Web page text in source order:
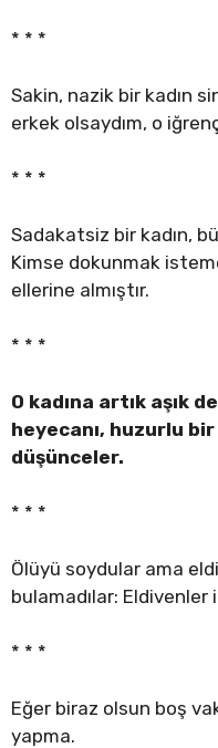
* * *
Sakin, nazik bir kadın
erkek olsaydım, o
* * *
Sadakatsiz bir kadın,
Kimse dokunmak
ellerine almıştır.
* * *
O kadına artık aşık
heyecanı, huzurlu
düşünceler.
* * *
Ölüyü soydular ama
bulamadılar: Eldivenler
* * *
Eğer biraz olsun boş
yapma.